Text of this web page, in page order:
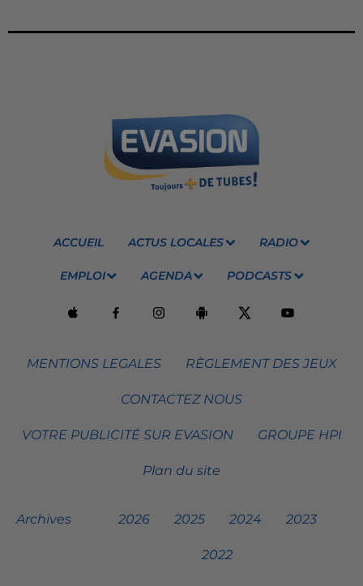
ACCUEIL ACTUS LOCALES RADIO
EMPLOI AGENDA PODCASTS
MENTIONS LEGALES RÈGLEMENT DES JEUX
CONTACTEZ NOUS
VOTRE PUBLICITÉ SUR EVASION GROUPE HPI
Plan du site
Archives 2026 2025 2024 2023
2022